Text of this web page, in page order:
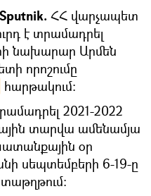
ՀՀ վարչապետ
է տրամադրել
նախարար Արմեն
որոշումը
հարթակում։
2021-2022
տարվա ամենամյա
օր
սեպտեմբերի 6-19-ը